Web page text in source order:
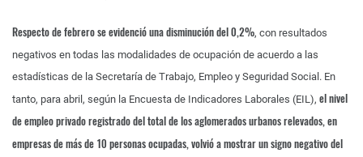
Respecto de febrero se evidenció una disminución del 0,2%, con resultados
negativos en todas las modalidades de ocupación de acuerdo a las
estadísticas de la Secretaría de Trabajo, Empleo y Seguridad Social. En
tanto, para abril, según la Encuesta de Indicadores Laborales (EIL), el nivel
de empleo privado registrado del total de los aglomerados urbanos relevados, en
empresas de más de 10 personas ocupadas, volvió a mostrar un signo negativo del